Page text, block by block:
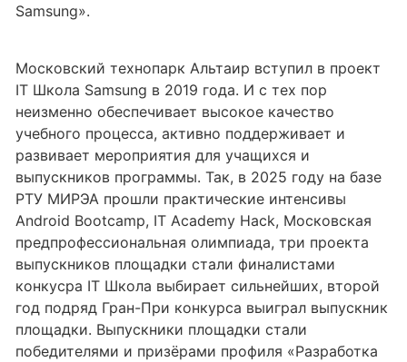
Samsung».
Московский технопарк Альтаир вступил в проект
IT Школа Samsung в 2019 года. И с тех пор
неизменно обеспечивает высокое качество
учебного процесса, активно поддерживает и
развивает мероприятия для учащихся и
выпускников программы. Так, в 2025 году на базе
РТУ МИРЭА прошли практические интенсивы
Android Bootcamp, IT Academy Hack, Московская
предпрофессиональная олимпиада, три проекта
выпускников площадки стали финалистами
конкусра IT Школа выбирает сильнейших, второй
год подряд Гран-При конкурса выиграл выпускник
площадки. Выпускники площадки стали
победителями и призёрами профиля «Разработка